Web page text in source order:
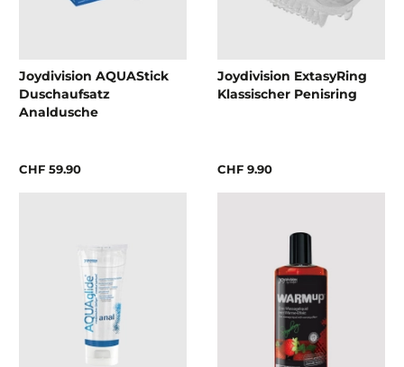
Joydivision AQUAStick
Duschaufsatz
Analdusche
CHF 59.90
Joydivision ExtasyRing
Klassischer Penisring
CHF 9.90